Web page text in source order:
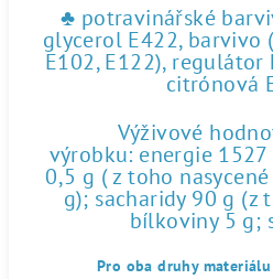
♣ potravinářské
glycerol E422, barvivo
E102, E122),
citrónová
Výživové
výrobku: energie
0,5 g ( z toho
g); sacharidy 90 g (z
bílkoviny 5 g;
Pro oba druhy